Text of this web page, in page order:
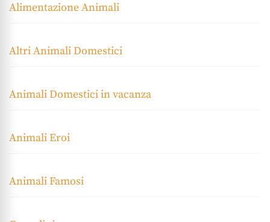
Alimentazione Animali
Altri Animali Domestici
Animali Domestici in vacanza
Animali Eroi
Animali Famosi